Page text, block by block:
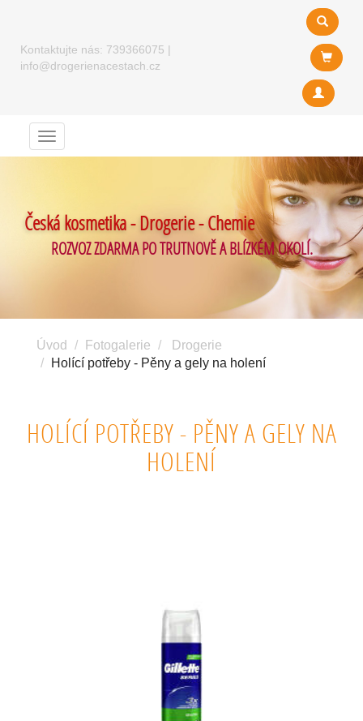
Kontaktujte nás: 739366075 |
info@drogerienacestach.cz
Menu
Česká kosmetika - Drogerie - Chemie
ROZVOZ ZDARMA PO TRUTNOVĚ A BLÍZKÉM OKOLÍ.
Úvod Fotogalerie
Drogerie
Holící potřeby - Pěny a gely na holení
HOLÍCÍ POTŘEBY - PĚNY A GELY NA
HOLENÍ